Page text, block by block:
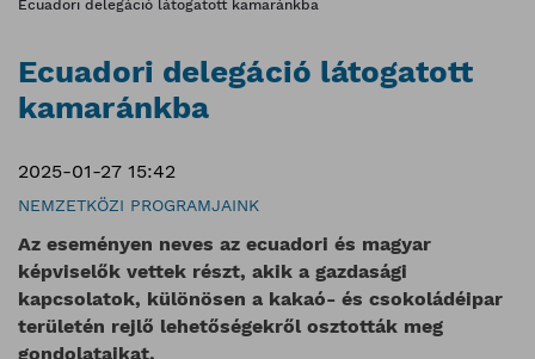
Ecuadori delegáció látogatott kamaránkba
Ecuadori delegáció látogatott
kamaránkba
2025-01-27 15:42
NEMZETKÖZI PROGRAMJAINK
Az eseményen neves az ecuadori és magyar
képviselők vettek részt, akik a gazdasági
kapcsolatok, különösen a kakaó- és csokoládéipar
területén rejlő lehetőségekről osztották meg
gondolataikat.